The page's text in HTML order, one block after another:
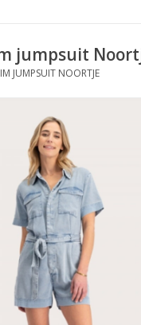
jumpsuit
JUMPSUIT NOORTJE